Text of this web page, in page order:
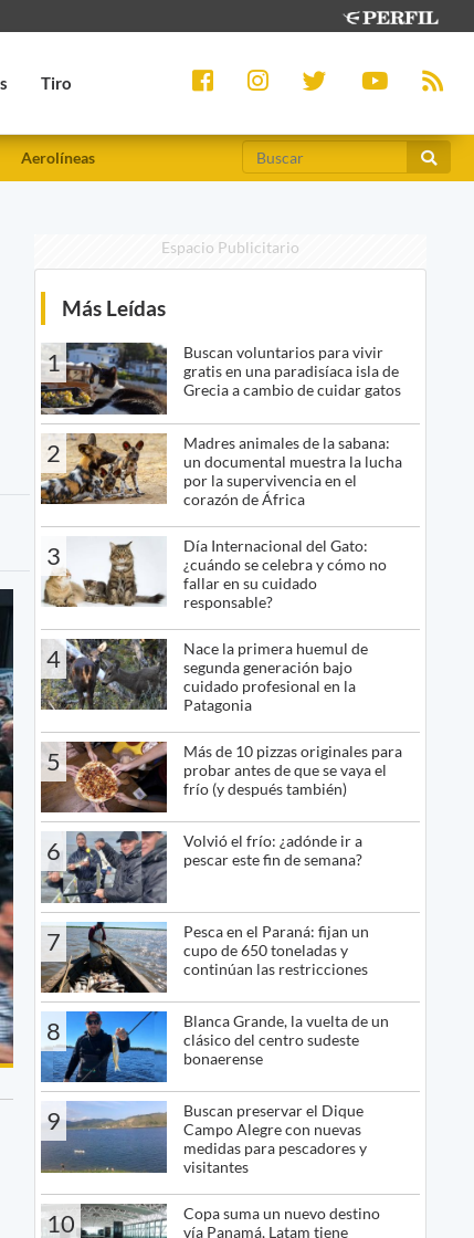
Tiro
Aerolíneas
Espacio Publicitario
Más Leídas
1
Buscan voluntarios para vivir
gratis en una paradisíaca isla de
Grecia a cambio de cuidar gatos
2
Madres animales de la sabana:
un documental muestra la lucha
por la supervivencia en el
corazón de África
3
Día Internacional del Gato:
¿cuándo se celebra y cómo no
fallar en su cuidado
responsable?
4
Nace la primera huemul de
segunda generación bajo
cuidado profesional en la
Patagonia
5
Más de 10 pizzas originales para
probar antes de que se vaya el
frío (y después también)
6
Volvió el frío: ¿adónde ir a
pescar este fin de semana?
7
Pesca en el Paraná: fijan un
cupo de 650 toneladas y
continúan las restricciones
8
Blanca Grande, la vuelta de un
clásico del centro sudeste
bonaerense
9
Buscan preservar el Dique
Campo Alegre con nuevas
medidas para pescadores y
visitantes
10
Copa suma un nuevo destino
vía Panamá, Latam tiene